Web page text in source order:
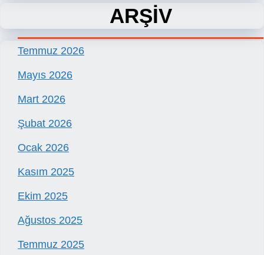
ARŞİV
Temmuz 2026
Mayıs 2026
Mart 2026
Şubat 2026
Ocak 2026
Kasım 2025
Ekim 2025
Ağustos 2025
Temmuz 2025